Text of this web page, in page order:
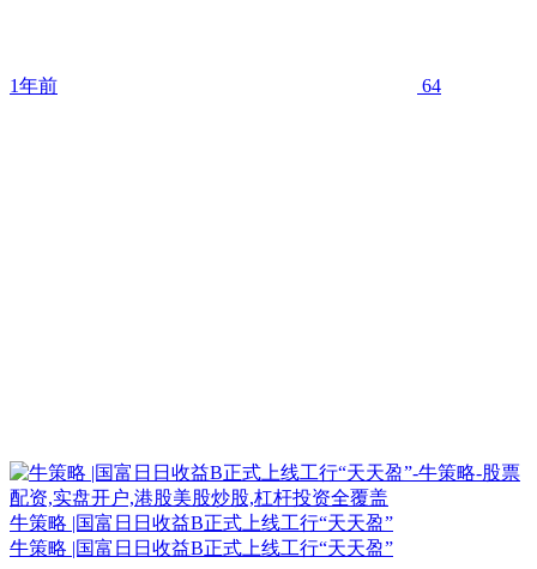
1年前 64
牛策略 |国富日日收益B正式上线工行“天天盈”
牛策略 |国富日日收益B正式上线工行“天天盈”